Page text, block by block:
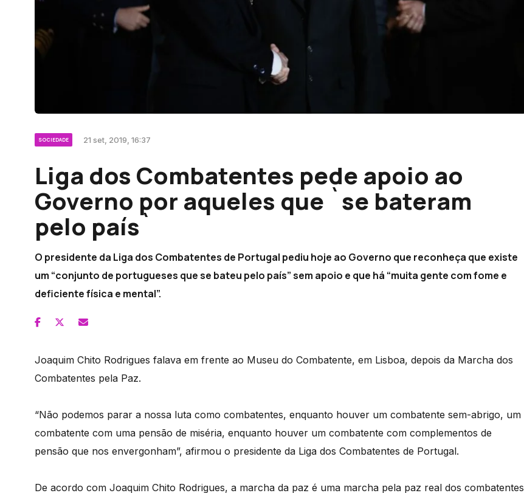
SOCIEDADE 21 set, 2019, 16:37
Liga dos Combatentes pede apoio ao
Governo por aqueles que `se bateram
pelo país`
O presidente da Liga dos Combatentes de Portugal pediu hoje ao Governo que reconheça que existe
um “conjunto de portugueses que se bateu pelo país” sem apoio e que há “muita gente com fome e
deficiente física e mental”.
Joaquim Chito Rodrigues falava em frente ao Museu do Combatente, em Lisboa, depois da Marcha dos
Combatentes pela Paz.
“Não podemos parar a nossa luta como combatentes, enquanto houver um combatente sem-abrigo, um
combatente com uma pensão de miséria, enquanto houver um combatente com complementos de
pensão que nos envergonham”, afirmou o presidente da Liga dos Combatentes de Portugal.
De acordo com Joaquim Chito Rodrigues, a marcha da paz é uma marcha pela paz real dos combatentes